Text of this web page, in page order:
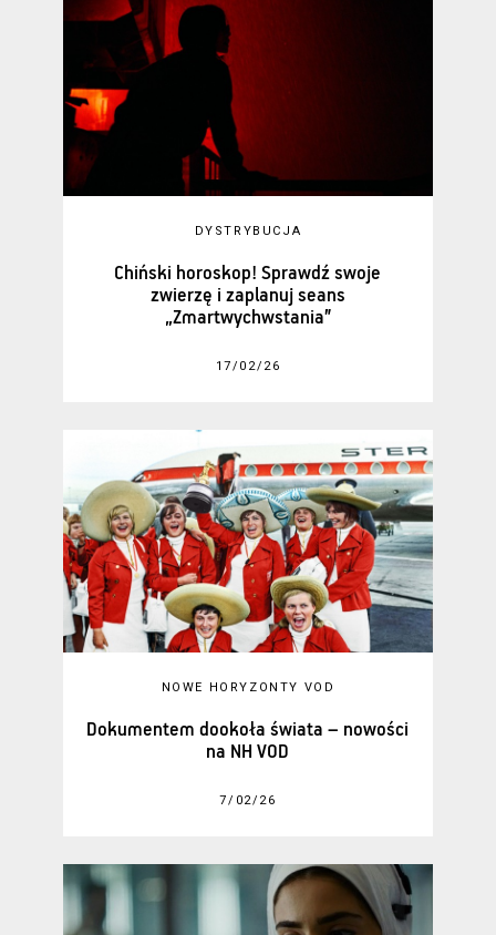
DYSTRYBUCJA
Chiński horoskop! Sprawdź swoje
zwierzę i zaplanuj seans
„Zmartwychwstania”
17/02/26
NOWE HORYZONTY VOD
Dokumentem dookoła świata – nowości
na NH VOD
7/02/26